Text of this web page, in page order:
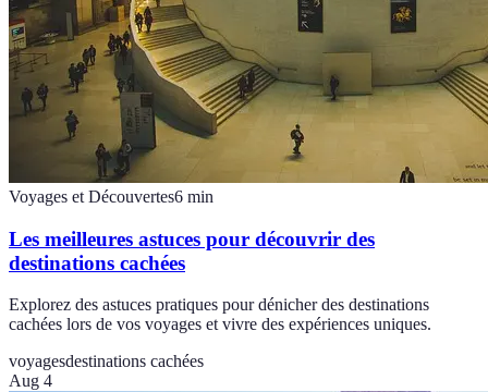
Voyages et Découvertes6 min
Les meilleures astuces pour découvrir des
destinations cachées
Explorez des astuces pratiques pour dénicher des destinations
cachées lors de vos voyages et vivre des expériences uniques.
voyagesdestinations cachées
Aug 4